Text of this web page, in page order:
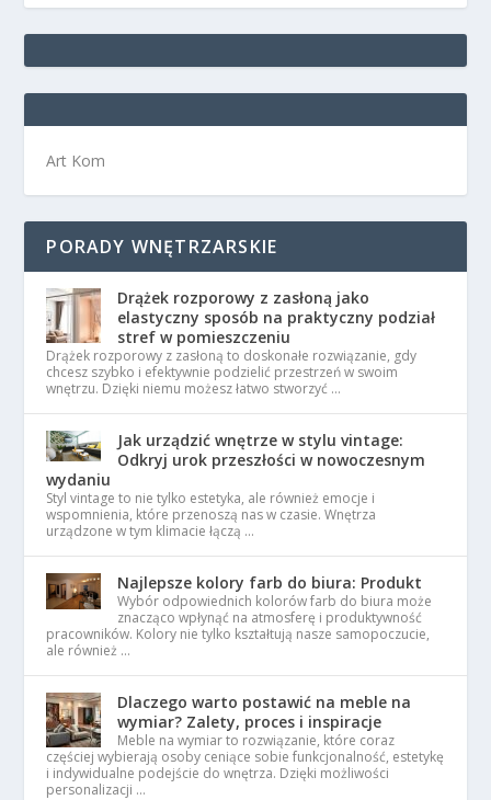
Art Kom
PORADY WNĘTRZARSKIE
Drążek rozporowy z zasłoną jako
elastyczny sposób na praktyczny podział
stref w pomieszczeniu
Drążek rozporowy z zasłoną to doskonałe rozwiązanie, gdy
chcesz szybko i efektywnie podzielić przestrzeń w swoim
wnętrzu. Dzięki niemu możesz łatwo stworzyć …
Jak urządzić wnętrze w stylu vintage:
Odkryj urok przeszłości w nowoczesnym
wydaniu
Styl vintage to nie tylko estetyka, ale również emocje i
wspomnienia, które przenoszą nas w czasie. Wnętrza
urządzone w tym klimacie łączą …
Najlepsze kolory farb do biura: Produkt
Wybór odpowiednich kolorów farb do biura może
znacząco wpłynąć na atmosferę i produktywność
pracowników. Kolory nie tylko kształtują nasze samopoczucie,
ale również …
Dlaczego warto postawić na meble na
wymiar? Zalety, proces i inspiracje
Meble na wymiar to rozwiązanie, które coraz
częściej wybierają osoby ceniące sobie funkcjonalność, estetykę
i indywidualne podejście do wnętrza. Dzięki możliwości
personalizacji …